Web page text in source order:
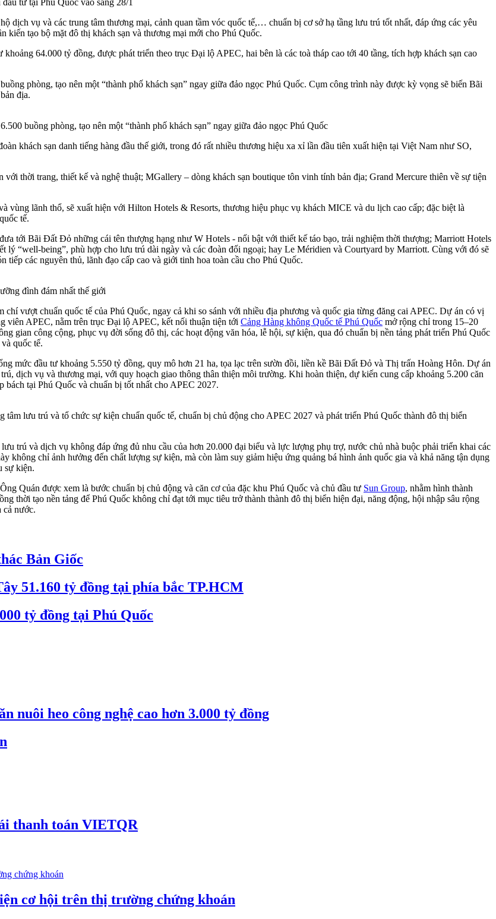
tư tại Phú Quốc vào sáng 28/1
dịch vụ và các trung tâm thương mại, cảnh quan tầm vóc quốc tế,… chuẩn bị cơ sở hạ tầng lưu trú tốt nhất, đáp ứng các yêu
kiến tạo bộ mặt đô thị khách sạn và thương mại mới cho Phú Quốc.
64.000 tỷ đồng, được phát triển theo trục Đại lộ APEC, hai bên là các toà tháp cao tới 40 tầng, tích hợp khách sạn cao
phòng, tạo nên một “thành phố khách sạn” ngay giữa đảo ngọc Phú Quốc. Cụm công trình này được kỳ vọng sẽ biến Bãi
địa.
buồng phòng, tạo nên một “thành phố khách sạn” ngay giữa đảo ngọc Phú Quốc
khách sạn danh tiếng hàng đầu thế giới, trong đó rất nhiều thương hiệu xa xỉ lần đầu tiên xuất hiện tại Việt Nam như SO,
thời trang, thiết kế và nghệ thuật; MGallery – dòng khách sạn boutique tôn vinh tính bản địa; Grand Mercure thiên về sự tiện
vùng lãnh thổ, sẽ xuất hiện với Hilton Hotels & Resorts, thương hiệu phục vụ khách MICE và du lịch cao cấp; đặc biệt là
tế.
tới Bãi Đất Đỏ những cái tên thượng hạng như W Hotels - nổi bật với thiết kế táo bạo, trải nghiệm thời thượng; Marriott Hotels
lý “well-being”, phù hợp cho lưu trú dài ngày và các đoàn đối ngoại; hay Le Méridien và Courtyard by Marriott. Cùng với đó sẽ
các nguyên thủ, lãnh đạo cấp cao và giới tinh hoa toàn cầu cho Phú Quốc.
đình đám nhất thế giới
vượt chuẩn quốc tế của Phú Quốc, ngay cả khi so sánh với nhiều địa phương và quốc gia từng đăng cai APEC. Dự án có vị
viên APEC, nằm trên trục Đại lộ APEC, kết nối thuận tiện tới Cảng Hàng không Quốc tế Phú Quốc mở rộng chỉ trong 15–20
gian công cộng, phục vụ đời sống đô thị, các hoạt động văn hóa, lễ hội, sự kiện, qua đó chuẩn bị nền tảng phát triển Phú Quốc
quốc tế.
mức đầu tư khoảng 5.550 tỷ đồng, quy mô hơn 21 ha, tọa lạc trên sườn đồi, liền kề Bãi Đất Đỏ và Thị trấn Hoàng Hôn. Dự án
dịch vụ và thương mại, với quy hoạch giao thông thân thiện môi trường. Khi hoàn thiện, dự kiến cung cấp khoảng 5.200 căn
tại Phú Quốc và chuẩn bị tốt nhất cho APEC 2027.
lưu trú và tổ chức sự kiện chuẩn quốc tế, chuẩn bị chủ động cho APEC 2027 và phát triển Phú Quốc thành đô thị biển
trú và dịch vụ không đáp ứng đủ nhu cầu của hơn 20.000 đại biểu và lực lượng phụ trợ, nước chủ nhà buộc phải triển khai các
chỉ ảnh hưởng đến chất lượng sự kiện, mà còn làm suy giảm hiệu ứng quảng bá hình ảnh quốc gia và khả năng tận dụng
sự kiện.
Quán được xem là bước chuẩn bị chủ động và căn cơ của đặc khu Phú Quốc và chủ đầu tư Sun Group, nhằm hình thành
thời tạo nền tảng để Phú Quốc không chỉ đạt tới mục tiêu trở thành thành đô thị biển hiện đại, năng động, hội nhập sâu rộng
cả nước.
Bản Giốc
51.160 tỷ đồng tại phía bắc TP.HCM
tỷ đồng tại Phú Quốc
nuôi heo công nghệ cao hơn 3.000 tỷ đồng
thanh toán VIETQR
cơ hội trên thị trường chứng khoán